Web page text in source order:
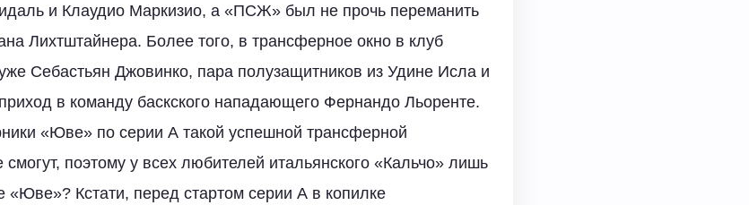
и Клаудио Маркизио, а «ПСЖ» был не прочь переманить
Лихтштайнера. Более того, в трансферное окно в клуб
Себастьян Джовинко, пара полузащитников из Удине Исла и
в команду баскского нападающего Фернандо Льоренте.
«Юве» по серии А такой успешной трансферной
поэтому у всех любителей итальянского «Кальчо» лишь
«Юве»? Кстати, перед стартом серии А в копилке